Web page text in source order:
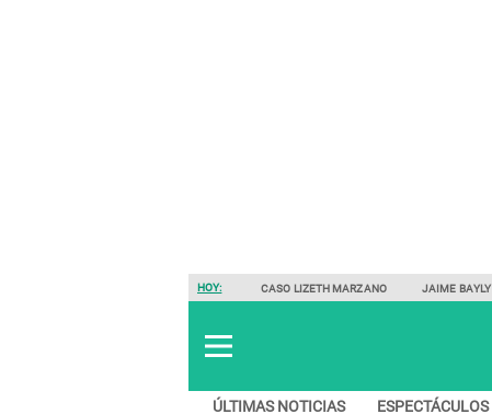
HOY: CASO LIZETH MARZANO JAIME BAYLY
ÚLTIMAS NOTICIAS ESPECTÁCULOS